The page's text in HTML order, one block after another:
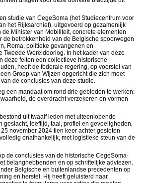
studie van CegeSoma (het Studiecentrum voor
het Rijksarchief), uitgevoerd op gezamenlijk
Minister van Mobiliteit, concrete elementen
de betrokkenheid van de Belgische spoorwegen
Roma, politieke gevangenen en
Tweede Wereldoorlog. In het kader van deze
deze feiten een collectieve historische
heeft de federale regering, op voorstel van
Groep van Wijzen opgericht die zich moet
de conclusies van deze studie.
een mandaat om rond drie gebieden te werken:
de overdracht verzekeren en vormen
uit twaalf leden met uiteenlopende
geslacht, leeftijd, taal, profiel en gevoeligheden,
november 2024 tien keer achter gesloten
onafhankelijk, met logistieke steun van de
de conclusies van de historische CegeSoma-
belanghebbenden en op schriftelijke adviezen.
Belgische en buitenlandse precedenten op
en herstel. Hij heeft geluisterd naar